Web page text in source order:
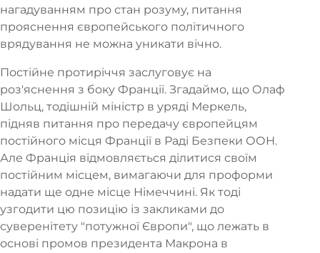
нагадуванням про стан розуму, питання
прояснення європейського політичного
врядування не можна уникати вічно.
Постійне протиріччя заслуговує на
роз'яснення з боку Франції. Згадаймо, що Олаф
Шольц, тодішній міністр в уряді Меркель,
підняв питання про передачу європейцям
постійного місця Франції в Раді Безпеки ООН.
Але Франція відмовляється ділитися своїм
постійним місцем, вимагаючи для проформи
надати ще одне місце Німеччині. Як тоді
узгодити цю позицію із закликами до
суверенітету "потужної Європи", що лежать в
основі промов президента Макрона в